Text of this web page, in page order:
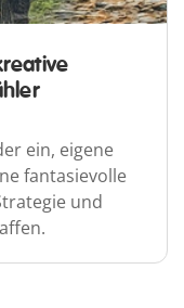
ein, eigene
fantasievolle
und